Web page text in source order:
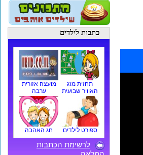
כתבות לילדים
תחזית מזג
האוויר שבועית
מועצה אזורית
ערבה
ספורט לילדים חג האהבה
לרשימת הכתבות